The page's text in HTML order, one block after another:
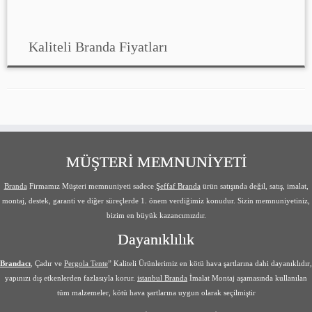
Kaliteli Branda Fiyatları
MÜŞTERİ MEMNUNİYETİ
Branda Firmamız Müşteri memnuniyeti sadece Şeffaf Branda ürün satışında değil, satış, imalat,
montaj, destek, garanti ve diğer süreçlerde 1. önem verdiğimiz konudur. Sizin memnuniyetiniz,
bizim en büyük kazancımızdır.
Dayanıklılık
Brandacı , Çadır ve Pergola Tente” Kaliteli Ürünlerimiz en kötü hava şartlarına dahi dayanıklıdır,
yapınızı dış etkenlerden fazlasıyla korur. istanbul Branda İmalat Montaj aşamasında kullanılan
tüm malzemeler, kötü hava şartlarına uygun olarak seçilmiştir